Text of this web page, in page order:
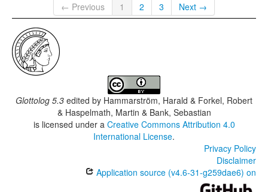
← Previous
1 2 3 Next →
Glottolog 5.3 edited by Hammarström, Harald & Forkel, Robert
& Haspelmath, Martin & Bank, Sebastian
is licensed under a Creative Commons Attribution 4.0
International License.
Privacy Policy
Disclaimer
Application source (v4.6-31-g259dae6) on